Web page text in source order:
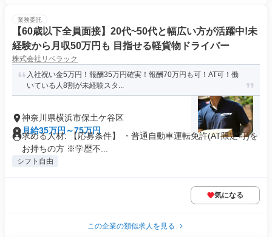
業務委託
【60歳以下全員面接】20代~50代と幅広い方が活躍中!未
経験から月収50万円も 目指せる軽貨物ドライバー
株式会社リベラック
入社祝い金5万円！報酬35万円確実！報酬70万円も可！AT可！働
いている人8割が未経験スタ...
神奈川県横浜市保土ケ谷区
月給35万円～75万円
求める人材: 【応募条件】 ・普通自動車運転免許(AT限定可)を
お持ちの方 ※学歴不...
シフト自由
気になる
この企業の類似求人を見る